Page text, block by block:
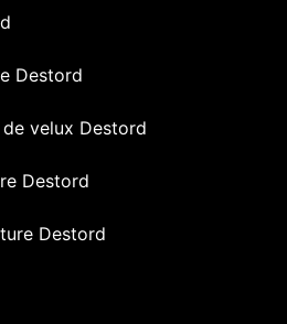
Destord
velux Destord
Destord
Destord